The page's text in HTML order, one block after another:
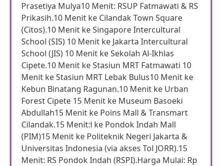
Prasetiya Mulya10 Menit: RSUP Fatmawati & RS
Prikasih.10 Menit ke Cilandak Town Square
(Citos).10 Menit ke Singapore Intercultural
School (SIS) 10 Menit ke Jakarta Intercultural
School (JIS) 10 Menit ke Sekolah Al-Ikhlas
Cipete.10 Menit ke Stasiun MRT Fatmawati 10
Menit ke Stasiun MRT Lebak Bulus10 Menit ke
Kebun Binatang Ragunan.10 Menit ke Urban
Forest Cipete 15 Menit ke Museum Basoeki
Abdullah15 Menit ke Poins Mall & Transmart
Cilandak.15 Menit:l ke Pondok Indah Mall
(PIM)15 Menit ke Politeknik Negeri Jakarta &
Universitas Indonesia (via akses Tol JORR).15
Menit: RS Pondok Indah (RSPI).Harga Mulai: Rp